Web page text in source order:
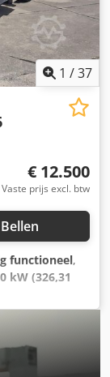
1 /37
€ 12.500
Vaste prijs excl. btw
Bellen
functioneel,
kW (326,31
kg,